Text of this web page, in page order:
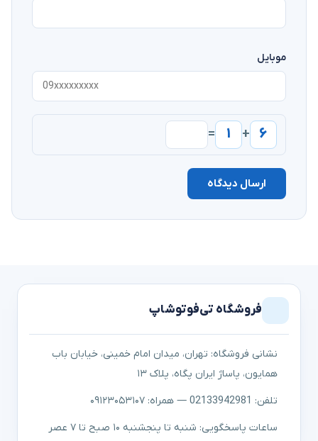
موبایل
۶ + ۱ =
ارسال دیدگاه
فروشگاه تی‌فوتوشاپ
نشانی فروشگاه: تهران، میدان امام خمینی، خیابان باب
همایون، پاساژ ایران پگاه، پلاک ۱۳
تلفن: 02133942981 — همراه: ۰۹۱۲۳۰۵۳۱۰۷
ساعات پاسخگویی: شنبه تا پنجشنبه ۱۰ صبح تا ۷ عصر